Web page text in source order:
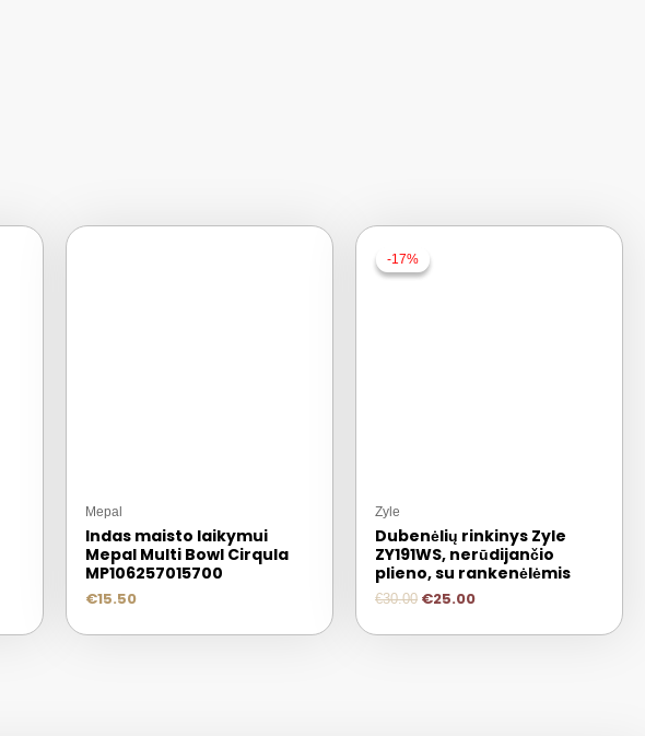
Mepal
Indas maisto laikymui
Mepal Multi Bowl Cirqula
MP106257015700
€15.50
-17%
-17%
Zyle
Dubenėlių rinkinys Zyle
ZY191WS, nerūdijančio
plieno, su rankenėlėmis
€30.00 €25.00